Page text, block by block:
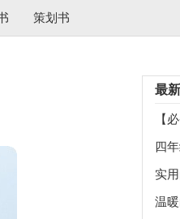
策划书
最
【
作
四
锦
实
文
温